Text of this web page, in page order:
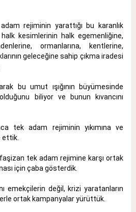
rejiminin yarattığı bu karanlık
kesimlerinin halk egemenliğine,
ormanlarına, kentlerine,
geleceğine sahip çıkma iradesi
bu umut ışığının büyümesinde
biliyor ve bunun kıvancını
tek adam rejiminin yıkımına ve
ettik.
tek adam rejimine karşı ortak
için çaba gösterdik.
emekçilerin değil, krizi yaratanların
ortak kampanyalar yürüttük.